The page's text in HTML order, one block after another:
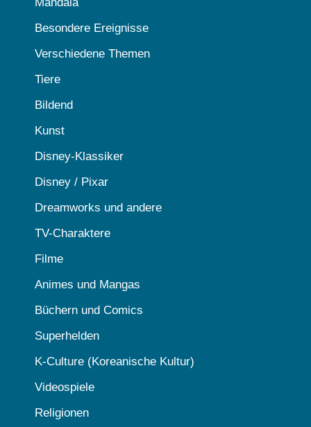
Besondere Ereignisse
Verschiedene Themen
Tiere
Bildend
Kunst
Disney-Klassiker
Disney / Pixar
Dreamworks und andere
TV-Charaktere
Filme
Animes und Mangas
Büchern und Comics
Superhelden
K-Culture (Koreanische Kultur)
Videospiele
Religionen